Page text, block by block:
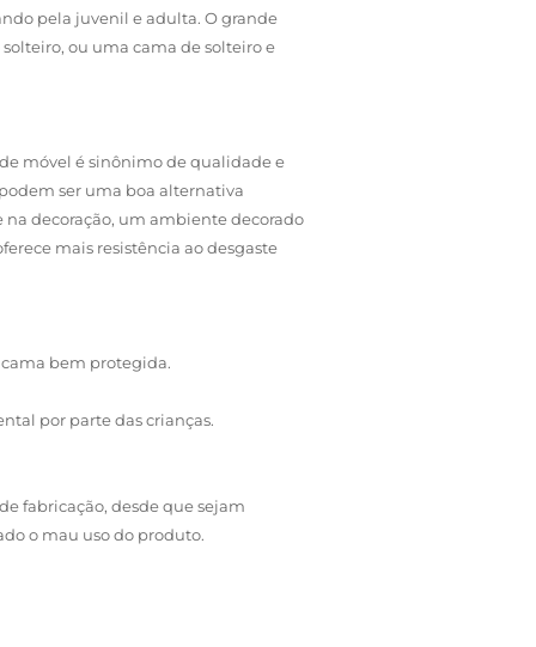
pela juvenil e adulta. O grande
ou uma cama de solteiro e
móvel é sinônimo de qualidade e
ser uma boa alternativa
decoração, um ambiente decorado
mais resistência ao desgaste
bem protegida.
por parte das crianças.
fabricação, desde que sejam
o mau uso do produto.